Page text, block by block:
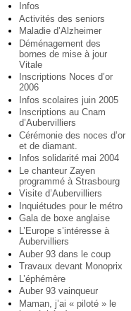
Infos
Activités des seniors
Maladie d’Alzheimer
Déménagement des
bornes de mise à jour
Vitale
Inscriptions Noces d’or
2006
Infos scolaires juin 2005
Inscriptions au Cnam
d’Aubervilliers
Cérémonie des noces d’or
et de diamant.
Infos solidarité mai 2004
Le chanteur Zayen
programmé à Strasbourg
Visite d’Aubervilliers
Inquiétudes pour le métro
Gala de boxe anglaise
L’Europe s’intéresse à
Aubervilliers
Auber 93 dans le coup
Travaux devant Monoprix
L’éphémère
Auber 93 vainqueur
Maman, j’ai « piloté » le